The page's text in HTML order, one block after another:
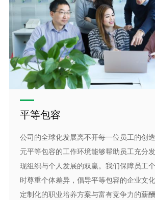
平等包容
公司的全球化发展离不开每一位员工的创
元平等包容的工作环境能够帮助员工充分
现组织与个人发展的双赢。我们保障员工
时尊重个体差异，倡导平等包容的企业文化
定制化的职业培养方案与富有竞争力的薪